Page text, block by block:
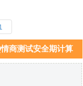
商测试安全期计算